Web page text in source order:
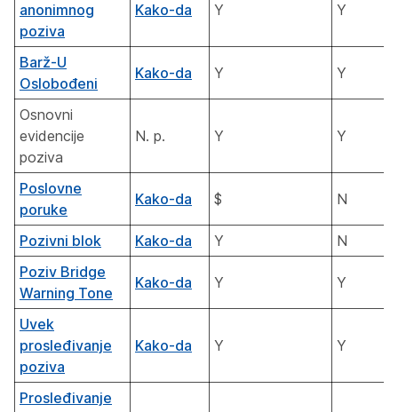
anonimnog
poziva
Kako-da Y Y
Barž-U
Oslobođeni
Kako-da Y Y
Osnovni
evidencije
poziva
N. p. Y Y
Poslovne
poruke
Kako-da $ N
Pozivni blok Kako-da Y
N
Poziv Bridge
Warning Tone
Kako-da Y Y
Uvek
prosleđivanje
poziva
Kako-da Y Y
Prosleđivanje